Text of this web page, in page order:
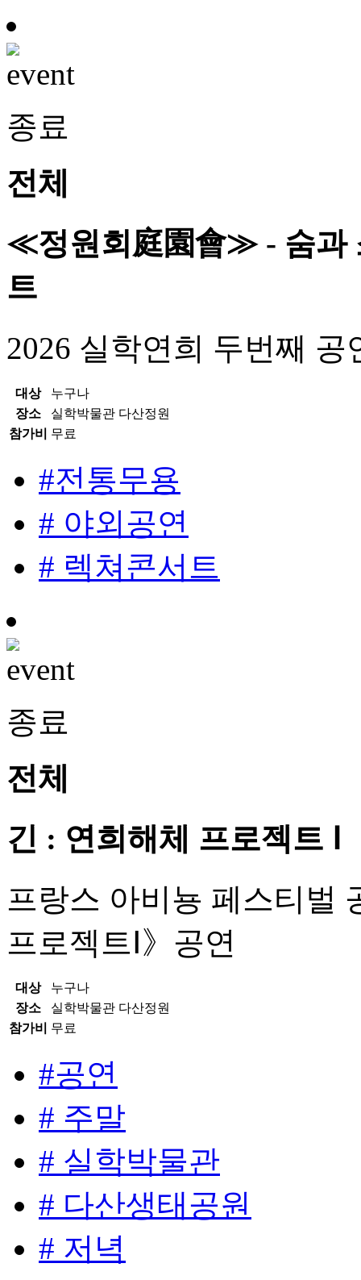
종료
전체
≪정원회庭園會≫ - 숨과
트
2026 실학연희 두번째 공
대상
누구나
장소
실학박물관 다산정원
참가비
무료
#전통무용
# 야외공연
# 렉쳐콘서트
종료
전체
긴 : 연희해체 프로젝트 Ⅰ
프랑스 아비뇽 페스티벌
프로젝트Ⅰ》공연
대상
누구나
장소
실학박물관 다산정원
참가비
무료
#공연
# 주말
# 실학박물관
# 다산생태공원
# 저녁